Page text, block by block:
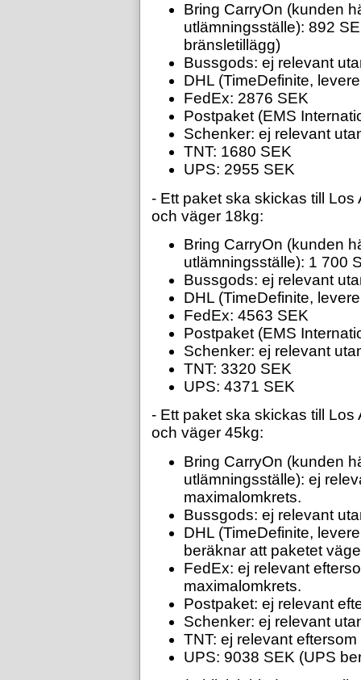
Bring CarryOn (kunden
utlämningsställe): 892
bränsletillägg)
Bussgods: ej relevant
DHL (TimeDefinite,
FedEx: 2876 SEK
Postpaket (EMS
Schenker: ej relevant
TNT: 1680 SEK
UPS: 2955 SEK
- Ett paket ska skickas till
och väger 18kg:
Bring CarryOn (kunden
utlämningsställe): 1 700
Bussgods: ej relevant
DHL (TimeDefinite,
FedEx: 4563 SEK
Postpaket (EMS
Schenker: ej relevant
TNT: 3320 SEK
UPS: 4371 SEK
- Ett paket ska skickas till
och väger 45kg:
Bring CarryOn (kunden
utlämningsställe): ej
maximalomkrets.
Bussgods: ej relevant
DHL (TimeDefinite,
beräknar att paketet
FedEx: ej relevant
maximalomkrets.
Postpaket: ej relevant
Schenker: ej relevant
TNT: ej relevant
UPS: 9038 SEK (UPS